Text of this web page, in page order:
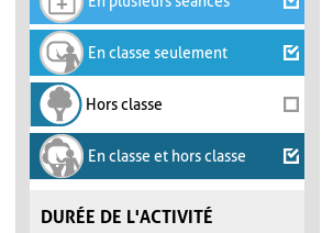
En classe seulement
Hors classe
En classe et hors classe
DURÉE DE L'ACTIVITÉ